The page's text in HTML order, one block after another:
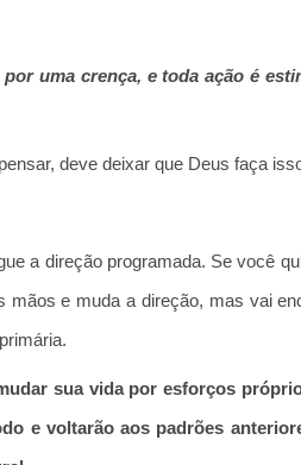
uma crença, e toda ação é
deve deixar que Deus faça
a direção programada. Se você
e muda a direção, mas vai
sua vida por esforços
e voltarão aos padrões